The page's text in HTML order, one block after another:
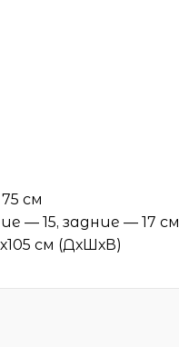
см
— 15, задние — 17 см
см (ДхШхВ)